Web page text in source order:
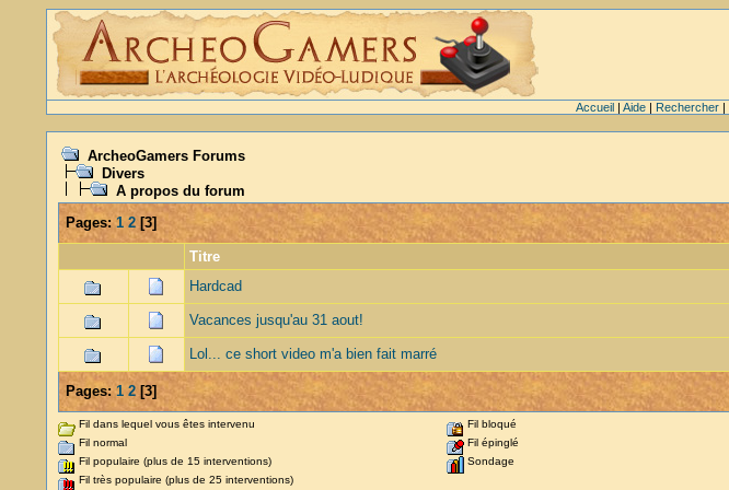
Accueil| Aide| Rechercher|
ArcheoGamers Forums
Divers
A propos du forum
Pages: 1 2[3]
Titre
Hardcad
Vacances jusqu'au 31 aout!
Lol... ce short video m'a bien fait marré
Pages: 1 2[3]
Fil dans lequel vous êtes intervenu
Fil normal
Fil populaire (plus de 15 interventions)
Fil très populaire (plus de 25 interventions)
Fil bloqué
Fil épinglé
Sondage